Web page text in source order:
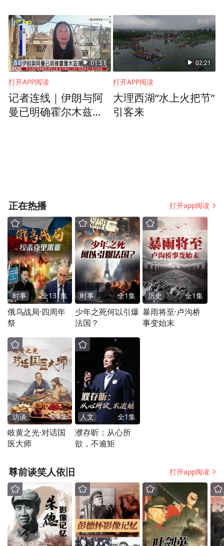
01:51
打开APP阅读
记者连线｜伊朗与阿
曼已明确霍尔木兹海
02:21
打开APP阅读
大理西湖“水上火把节”
引客来
正在热播 打开app阅读
时事 全131集
俄乌战局·四周年
祭
时事 全1集
少年之死何以引爆
法国？
历史 全1集
暴雨将至·卢沟桥
事变始末
访谈 全5集
岐黄之光·对话国
医大师
人文 全1集
濮存昕：从心所
欲，不逾矩
尊前谈笑人依旧 打开app阅读